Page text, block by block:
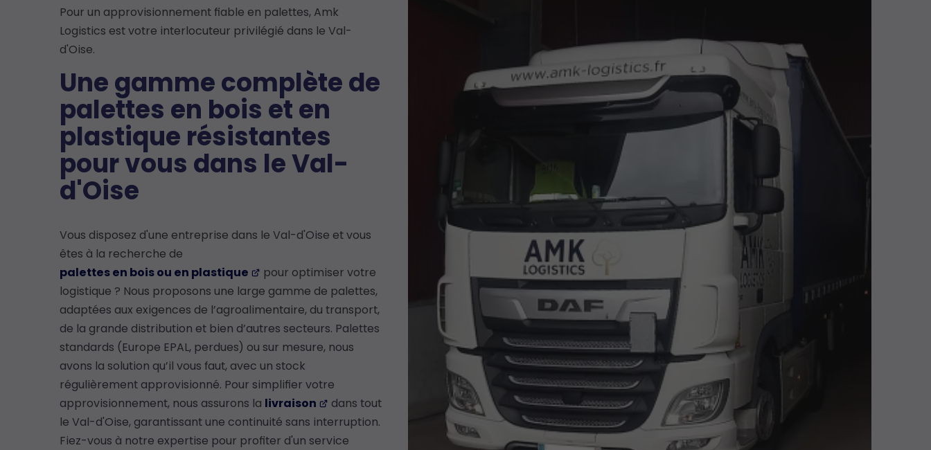
Pour un approvisionnement fiable en palettes, Amk
Logistics est votre interlocuteur privilégié dans le Val-
d'Oise.
Une gamme complète de
palettes en bois et en
plastique résistantes
pour vous dans le Val-
d'Oise
Vous disposez d'une entreprise dans le Val-d'Oise et vous
êtes à la recherche de
palettes en bois ou en plastique
pour optimiser votre
logistique ? Nous proposons une large gamme de palettes,
adaptées aux exigences de l’agroalimentaire, du transport,
de la grande distribution et bien d’autres secteurs. Palettes
standards (Europe EPAL, perdues) ou sur mesure, nous
avons la solution qu’il vous faut, avec un stock
régulièrement approvisionné. Pour simplifier votre
approvisionnement, nous assurons la livraison
dans tout
le Val-d'Oise, garantissant une continuité sans interruption.
Fiez-vous à notre expertise pour profiter d'un service